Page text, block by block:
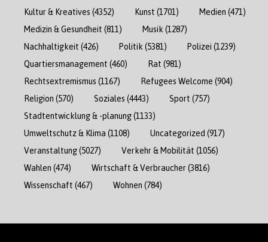
Kultur & Kreatives (4352) Kunst (1701) Medien (471)
Medizin & Gesundheit (811) Musik (1287)
Nachhaltigkeit (426) Politik (5381) Polizei (1239)
Quartiersmanagement (460) Rat (981)
Rechtsextremismus (1167) Refugees Welcome (904)
Religion (570) Soziales (4443) Sport (757)
Stadtentwicklung & -planung(1133)
Umweltschutz & Klima (1108) Uncategorized (917)
Veranstaltung(5027) Verkehr & Mobilität (1056)
Wahlen (474) Wirtschaft & Verbraucher(3816)
Wissenschaft (467) Wohnen (784)